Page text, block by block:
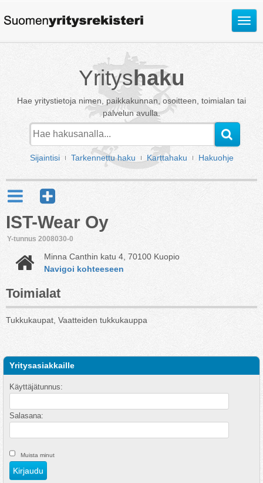
Avaa
Yrityshaku
Hae yritystietoja nimen, paikkakunnan, osoitteen, toimialan tai
palvelun avulla.
Sijaintisi Tarkennettu haku Karttahaku Hakuohje
IST-Wear Oy
Y-tunnus 2008030-0
Minna Canthin katu 4, 70100 Kuopio
Navigoi kohteeseen
Toimialat
Tukkukaupat, Vaatteiden tukkukauppa
Yritysasiakkaille
Käyttäjätunnus:
Salasana:
Muista minut